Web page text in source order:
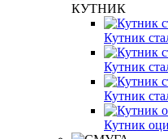
КУТНИК
Кутник
Кутник
Кутник
Кутник